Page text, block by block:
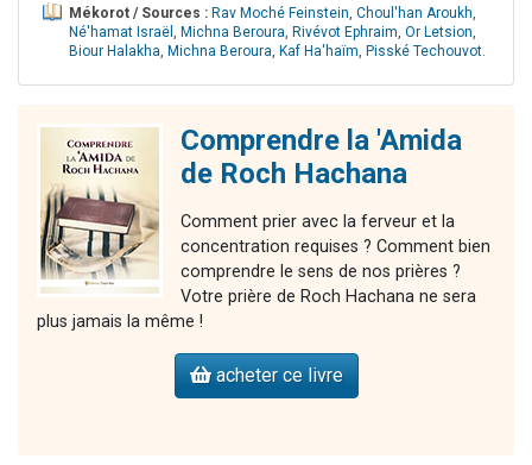
Mékorot / Sources : Rav Moché Feinstein, Choul'han Aroukh,
Né'hamat Israël , Michna Beroura, Rivévot Ephraim, Or Letsion,
Biour Halakha, Michna Beroura, Kaf Ha'haïm, Pisské Techouvot.
Comprendre la 'Amida
de Roch Hachana
Comment prier avec la ferveur et la
concentration requises ? Comment bien
comprendre le sens de nos prières ?
Votre prière de Roch Hachana ne sera
plus jamais la même !
acheter ce livre